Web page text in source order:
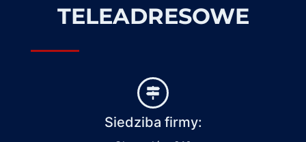
TELEADRESOWE
Siedziba firmy: